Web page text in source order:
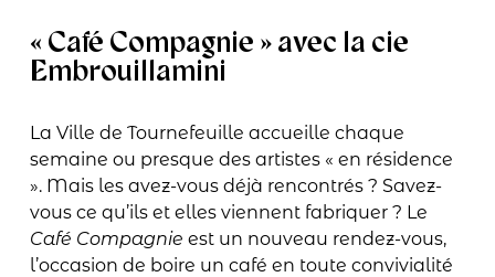
« Café Compagnie » avec la cie
Embrouillamini
La Ville de Tournefeuille accueille chaque
semaine ou presque des artistes « en résidence
». Mais les avez-vous déjà rencontrés ? Savez-
vous ce qu’ils et elles viennent fabriquer ? Le
Café Compagnie est un nouveau rendez-vous,
l’occasion de boire un café en toute convivialité